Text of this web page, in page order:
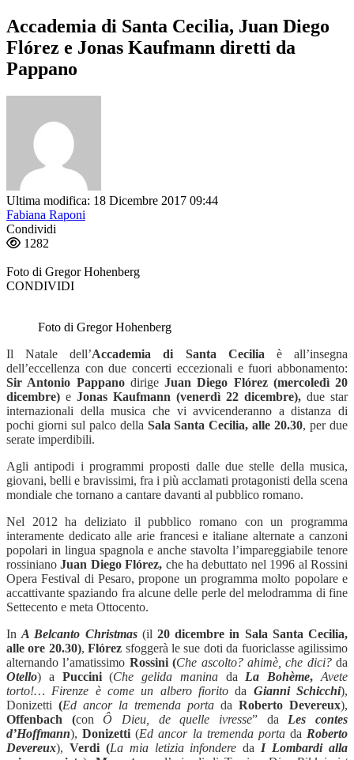
Accademia di Santa Cecilia, Juan Diego
Flórez e Jonas Kaufmann diretti da
Pappano
Ultima modifica: 18 Dicembre 2017 09:44
Fabiana Raponi
Condividi
1282
Foto di Gregor Hohenberg
CONDIVIDI
Foto di Gregor Hohenberg
Il Natale dell’Accademia di Santa Cecilia è all’insegna
dell’eccellenza con due concerti eccezionali e fuori abbonamento:
Sir Antonio Pappanodirige Juan Diego Flórez (mercoledì 20
dicembre) e Jonas Kaufmann (venerdì 22 dicembre), due star
internazionali della musica che vi avvicenderanno a distanza di
pochi giorni sul palco della Sala Santa Cecilia, alle 20.30, per due
serate imperdibili.
Agli antipodi i programmi proposti dalle due stelle della musica,
giovani, belli e bravissimi, fra i più acclamati protagonisti della scena
mondiale che tornano a cantare davanti al pubblico romano.
Nel
2012 ha deliziato il pubblico romano con un programma
interamente dedicato alle arie francesi e italiane alternate a canzoni
popolari in lingua spagnola e anche stavolta l’impareggiabile tenore
rossinianoJuan Diego Flórez, che ha debuttato nel 1996 al Rossini
Opera Festival di Pesaro, propone un programma molto popolare e
accattivante spaziando fra alcune delle perle del melodramma di fine
Settecento e meta Ottocento.
InA Belcanto Christmas(il 20 dicembre in Sala Santa Cecilia,
alle ore 20.30),Flórez sfoggerà le sue doti da fuoriclasse agilissimo
alternando l’amatissimo Rossini (Che ascolto? ahimè, che dici?da
Otello) a Puccini(Che gelida maninada La Bohème,Avete
torto!… Firenze è come un albero fiorito da Gianni Schicchi),
Donizetti (Ed ancor la tremenda porta da Roberto Devereux),
Offenbach (conÔ Dieu, de quelle ivresse” da Les contes
d’Hoffmann),Donizetti (Ed ancor la tremenda portada Roberto
Devereux), Verdi (La mia letizia infondere da I Lombardi alla